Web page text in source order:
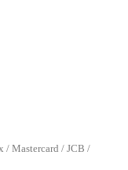
/ Mastercard / JCB /